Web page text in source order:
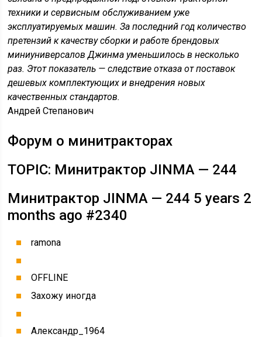
техники и сервисным обслуживанием уже
эксплуатируемых машин. За последний год количество
претензий к качеству сборки и работе брендовых
миниуниверсалов Джинма уменьшилось в несколько
раз. Этот показатель — следствие отказа от поставок
дешевых комплектующих и внедрения новых
качественных стандартов.
Андрей Степанович
Форум о минитракторах
TOPIC: Минитрактор JINMA — 244
Минитрактор JINMA — 244 5 years 2
months ago #2340
ramona
OFFLINE
Захожу иногда
Александр_1964